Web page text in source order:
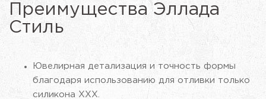
Преимущества Эллада
Стиль
Ювелирная детализация и точность формы
благодаря использованию для отливки только
силикона ХХХ.